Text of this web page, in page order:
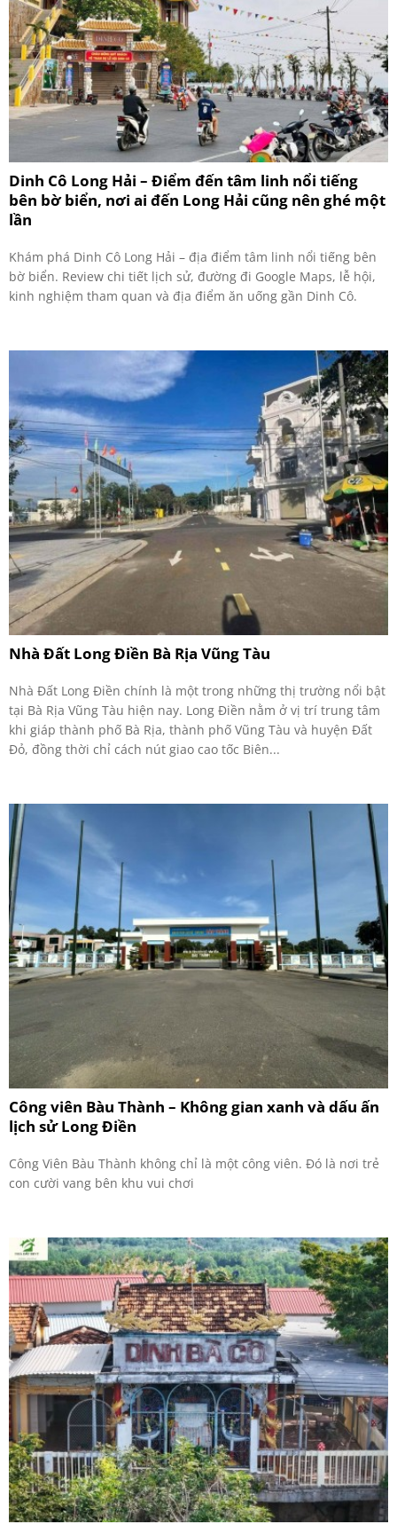
Dinh Cô Long Hải – Điểm đến tâm linh nổi tiếng
bên bờ biển, nơi ai đến Long Hải cũng nên ghé một
lần
Khám phá Dinh Cô Long Hải – địa điểm tâm linh nổi tiếng bên
bờ biển. Review chi tiết lịch sử, đường đi Google Maps, lễ hội,
kinh nghiệm tham quan và địa điểm ăn uống gần Dinh Cô.
Nhà Đất Long Điền Bà Rịa Vũng Tàu
Nhà Đất Long Điền chính là một trong những thị trường nổi bật
tại Bà Rịa Vũng Tàu hiện nay. Long Điền nằm ở vị trí trung tâm
khi giáp thành phố Bà Rịa, thành phố Vũng Tàu và huyện Đất
Đỏ, đồng thời chỉ cách nút giao cao tốc Biên...
Công viên Bàu Thành – Không gian xanh và dấu ấn
lịch sử Long Điền
Công Viên Bàu Thành không chỉ là một công viên. Đó là nơi trẻ
con cười vang bên khu vui chơi